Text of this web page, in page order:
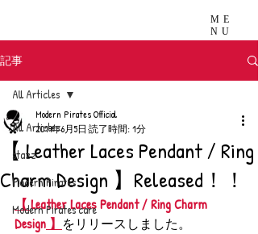
ME
NU
記事
All Articles
stazz
Modern Pirates
Modern Pirates care
All Articles
【 Leather Laces Pendant / Ring
Charm Design 】Released！！
Modern Pirates Official
2019年6月5日 読了時間: 1分
【 Leather Laces Pendant / Ring Charm
Design 】 をリリースしました。